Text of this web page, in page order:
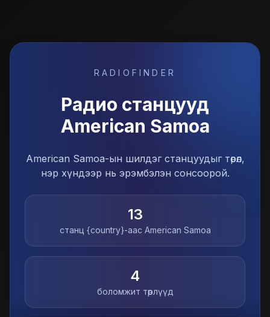
RADIOFINDER
Радио станцууд
American Samoa
American Samoa-ын шилдэг станцуудыг төрөл,
нэр хүндээр нь эрэмбэлэн сонсоорой.
13
станц {country}-аас American Samoa
4
боломжит төрлүүд